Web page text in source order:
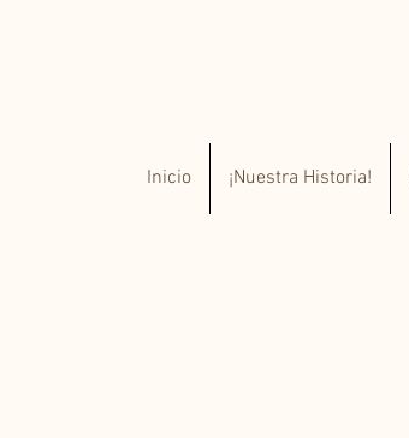
Inicio ¡Nuestra Historia!